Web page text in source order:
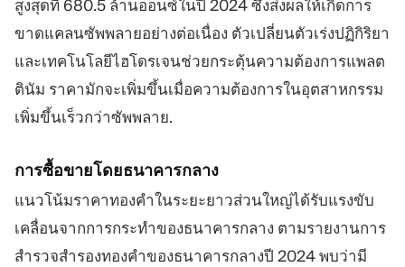
สูงสุดที่ 680.5 ล้านออนซ์ในปี 2024 ซึ่งส่งผลให้เกิดการ
ขาดแคลนซัพพลายอย่างต่อเนื่อง ตัวเปลี่ยนตัวเร่งปฏิกิริยา
และเทคโนโลยีไฮโดรเจนช่วยกระตุ้นความต้องการแพลต
ตินัม ราคามักจะเพิ่มขึ้นเมื่อความต้องการในอุตสาหกรรม
เพิ่มขึ้นเร็วกว่าซัพพลาย.
การซื้อขายโดยธนาคารกลาง
แนวโน้มราคาทองคำในระยะยาวส่วนใหญ่ได้รับแรงขับ
เคลื่อนจากการกระทำของธนาคารกลาง ตามรายงานการ
สำรวจสำรองทองคำของธนาคารกลางปี 2024 พบว่ามี